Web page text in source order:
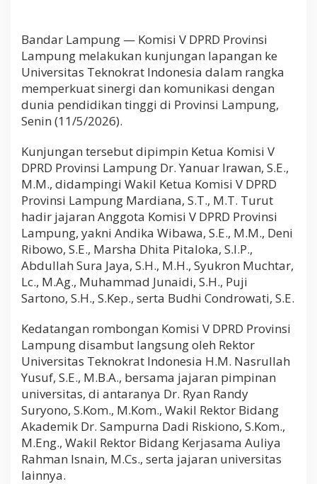
k
n
o
r
a
P
e
r
k
u
a
t
S
n
e
r
g
M
e
m
b
a
g
u
n
P
e
n
Bandar Lampung — Komisi V DPRD Provinsi
Lampung melakukan kunjungan lapangan ke
Universitas Teknokrat Indonesia dalam rangka
memperkuat sinergi dan komunikasi dengan
dunia pendidikan tinggi di Provinsi Lampung,
Senin (11/5/2026).
Kunjungan tersebut dipimpin Ketua Komisi V
DPRD Provinsi Lampung Dr. Yanuar Irawan, S.E.,
M.M., didampingi Wakil Ketua Komisi V DPRD
Provinsi Lampung Mardiana, S.T., M.T. Turut
hadir jajaran Anggota Komisi V DPRD Provinsi
Lampung, yakni Andika Wibawa, S.E., M.M., Deni
Ribowo, S.E., Marsha Dhita Pitaloka, S.I.P.,
Abdullah Sura Jaya, S.H., M.H., Syukron Muchtar,
Lc., M.Ag., Muhammad Junaidi, S.H., Puji
Sartono, S.H., S.Kep., serta Budhi Condrowati, S.E.
Kedatangan rombongan Komisi V DPRD Provinsi
Lampung disambut langsung oleh Rektor
Universitas Teknokrat Indonesia H.M. Nasrullah
Yusuf, S.E., M.B.A., bersama jajaran pimpinan
universitas, di antaranya Dr. Ryan Randy
Suryono, S.Kom., M.Kom., Wakil Rektor Bidang
Akademik Dr. Sampurna Dadi Riskiono, S.Kom.,
M.Eng., Wakil Rektor Bidang Kerjasama Auliya
Rahman Isnain, M.Cs., serta jajaran universitas
lainnya.